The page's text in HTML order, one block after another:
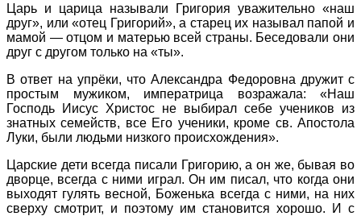
Царь и царица называли Григория уважительно «наш
друг», или «отец Григорий», а старец их называл папой и
мамой — отцом и матерью всей страны. Беседовали они
друг с другом только на «ты».
В ответ на упрёки, что Александра Федоровна дружит с
простым мужиком, императрица возражала: «Наш
Господь Иисус Христос не выбирал себе учеников из
знатных семейств, все Его ученики, кроме св. Апостола
Луки, были людьми низкого происхождения».
Царские дети всегда писали Григорию, а он же, бывая во
дворце, всегда с ними играл. Он им писал, что когда они
выходят гулять весной, Боженька всегда с ними, на них
сверху смотрит, и поэтому им становится хорошо. И с